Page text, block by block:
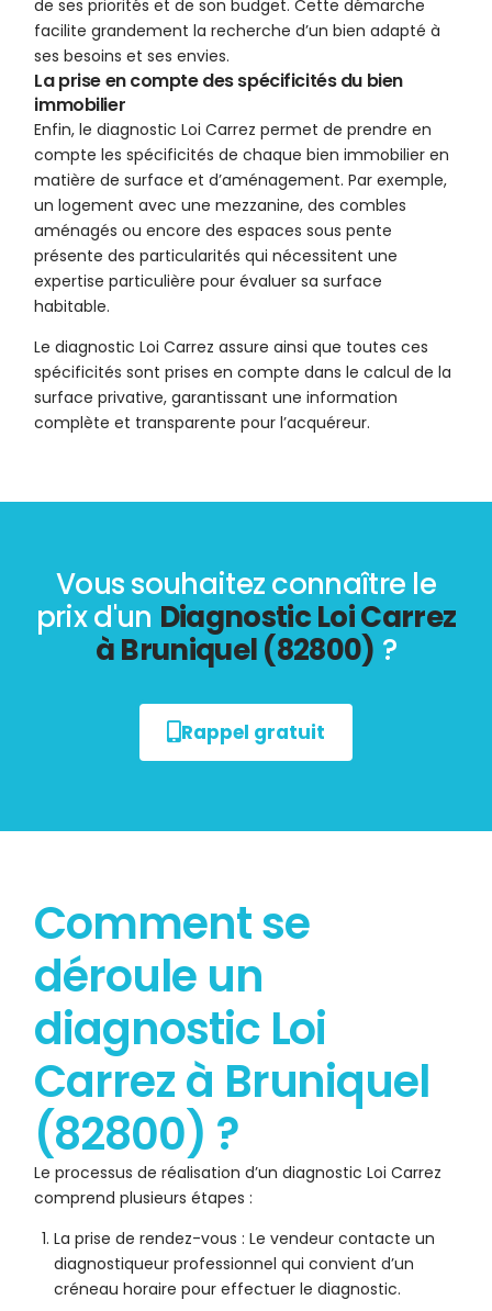
de ses priorités et de son budget. Cette démarche
facilite grandement la recherche d’un bien adapté à
ses besoins et ses envies.
La prise en compte des spécificités du bien
immobilier
Enfin, le diagnostic Loi Carrez permet de prendre en
compte les spécificités de chaque bien immobilier en
matière de surface et d’aménagement. Par exemple,
un logement avec une mezzanine, des combles
aménagés ou encore des espaces sous pente
présente des particularités qui nécessitent une
expertise particulière pour évaluer sa surface
habitable.
Le diagnostic Loi Carrez assure ainsi que toutes ces
spécificités sont prises en compte dans le calcul de la
surface privative, garantissant une information
complète et transparente pour l’acquéreur.
Vous souhaitez connaître le
prix d'un Diagnostic Loi Carrez
à Bruniquel (82800) ?
Rappel gratuit
Comment se
déroule un
diagnostic Loi
Carrez à Bruniquel
(82800) ?
Le processus de réalisation d’un diagnostic Loi Carrez
comprend plusieurs étapes :
La prise de rendez-vous : Le vendeur contacte un
diagnostiqueur professionnel qui convient d’un
créneau horaire pour effectuer le diagnostic.